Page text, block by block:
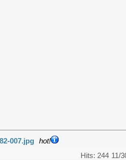
007.jpg hot!
11/
Hits: 244